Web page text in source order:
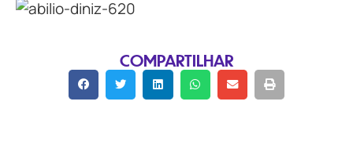
COMPARTILHAR